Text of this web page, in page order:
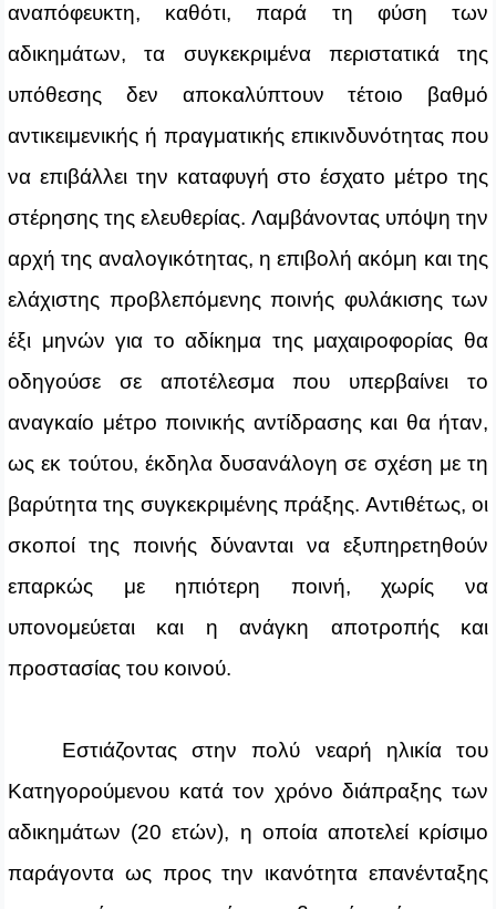
αναπόφευκτη, καθότι, παρά τη φύση των
αδικημάτων, τα συγκεκριμένα περιστατικά της
υπόθεσης δεν αποκαλύπτουν τέτοιο βαθμό
αντικειμενικής ή πραγματικής επικινδυνότητας που
να επιβάλλει την καταφυγή στο έσχατο μέτρο της
στέρησης της ελευθερίας. Λαμβάνοντας υπόψη την
αρχή της αναλογικότητας, η επιβολή ακόμη και της
ελάχιστης προβλεπόμενης ποινής φυλάκισης των
έξι μηνών για το αδίκημα της μαχαιροφορίας θα
οδηγούσε σε αποτέλεσμα που υπερβαίνει το
αναγκαίο μέτρο ποινικής αντίδρασης και θα ήταν,
ως εκ τούτου, έκδηλα δυσανάλογη σε σχέση με τη
βαρύτητα της συγκεκριμένης πράξης. Αντιθέτως, οι
σκοποί της ποινής δύνανται να εξυπηρετηθούν
επαρκώς με ηπιότερη ποινή, χωρίς να
υπονομεύεται και η ανάγκη αποτροπής και
προστασίας του κοινού.
Εστιάζοντας στην πολύ νεαρή ηλικία του
Κατηγορούμενου κατά τον χρόνο διάπραξης των
αδικημάτων (20 ετών), η οποία αποτελεί κρίσιμο
παράγοντα ως προς την ικανότητα επανένταξης